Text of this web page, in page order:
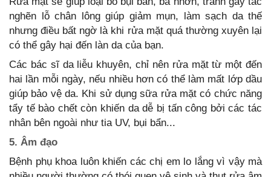
nghẽn lỗ chân lông giúp giảm mụn, làm sạch da thế
nhưng điều bất ngờ là khi rửa mặt quá thường xuyên lại
có thể gây hại đến làn da của bạn.
Các bác sĩ da liễu khuyên, chỉ nên rửa mặt từ một đến
hai lần mỗi ngày, nếu nhiều hơn có thể làm mất lớp dầu
giúp bảo vệ da. Khi sử dụng sữa rửa mặt có chức năng
tẩy tế bào chết còn khiến da dễ bị tấn công bởi các tác
nhân bên ngoài như tia UV, bụi bẩn...
5. Âm đạo
Bệnh phụ khoa luôn khiến các chị em lo lắng vì vậy mà